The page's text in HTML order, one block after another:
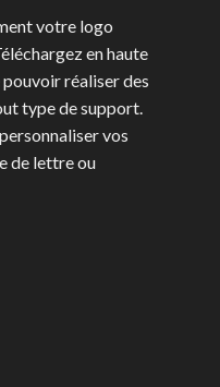
votre logo
en haute
réaliser des
type de support.
vos
de lettre ou